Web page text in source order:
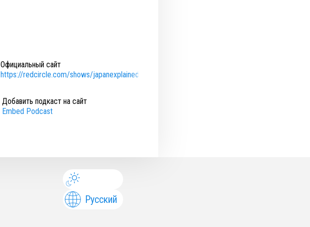
Официальный сайт
https://redcircle.com/shows/japanexplainedru
Добавить подкаст на сайт
Embed Podcast
Русский